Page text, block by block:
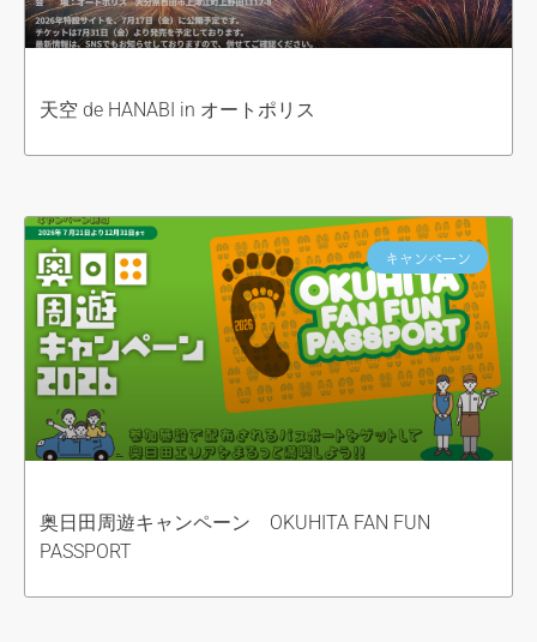
天空 de HANABI in オートポリス
キャンペーン
奥日田周遊キャンペーン OKUHITA FAN FUN
PASSPORT